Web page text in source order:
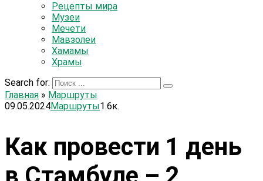
Рецепты мира
Музеи
Мечети
Мавзолеи
Хамамы
Храмы
Search for:
Главная » Маршруты
09.05.2024Маршруты1.6к.
Как провести 1 день
в Стамбуле – 2